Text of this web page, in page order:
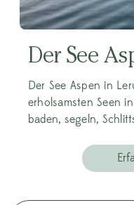
Der See
Der See Aspen in
erholsamsten Seen
baden, segeln,